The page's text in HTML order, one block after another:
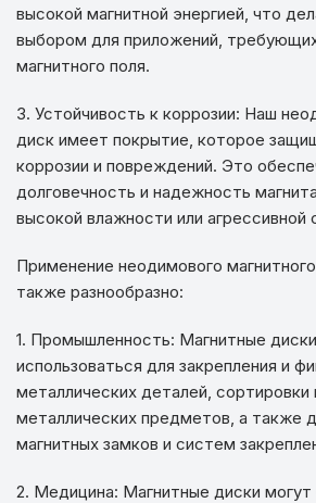
высокой магнитной энергией, что
выбором для приложений,
магнитного поля.
3. Устойчивость к коррозии: Наш
диск имеет покрытие, которое
коррозии и повреждений. Это
долговечность и надежность
высокой влажности или агрессивной
Применение неодимового
также разнообразно:
1. Промышленность: Магнитные
использоваться для закрепления и
металлических деталей,
металлических предметов, а также
магнитных замков и систем
2. Медицина: Магнитные диски могут